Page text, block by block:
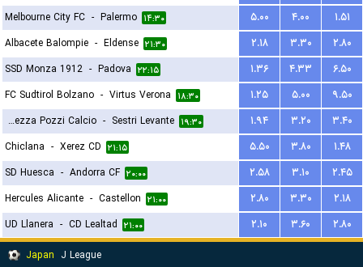
Melbourne City FC - Palermo ۱۴:۳۰ ۵.۰۰ ۴.۰۰
۱.۵۱
Albacete Balompie - Eldense ۲۱:۳۰ ۲.۱۸ ۳.۳۰
۲.۸۰
SSD Monza 1912 - Padova ۲۲:۱۵ ۱.۳۶ ۴.۳۳
۶.۵۰
FC Sudtirol Bolzano - Virtus Verona ۱۸:۳۰ ۱.۲۵ ۵.۰۰
۹.۵۰
ASD Seravezza Pozzi Calcio
- Sestri Levante ۱۹:۳۰ ۱.۹۴ ۳.۲۰
۳.۴۰
Chiclana - Xerez CD ۲۱:۱۵ ۵.۵۰ ۳.۸۰
۱.۴۸
SD Huesca - Andorra CF ۲۰:۰۰ ۲.۵۸ ۳.۱۰
۲.۴۵
Hercules Alicante - Castellon ۲۱:۰۰ ۲.۸۰ ۳.۳۰
۲.۱۸
UD Llanera - CD Lealtad ۲۱:۰۰ ۲.۱۰ ۳.۶۰
۲.۸۰
Japan J League